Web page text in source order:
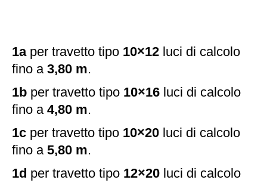
1aper travetto tipo 10×12 luci di calcolo
fino a 3,80 m.
1b per travetto tipo 10×16 luci di calcolo
fino a 4,80 m.
1c per travetto tipo 10×20 luci di calcolo
fino a 5,80 m.
1d per travetto tipo 12×20 luci di calcolo